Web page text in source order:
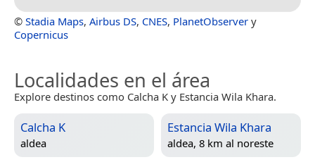
© Stadia Maps, Airbus DS, CNES, PlanetObserver y
Copernicus
Localidades en el área
Explore destinos como Calcha K y Estancia Wila Khara.
Calcha K
aldea
Estancia Wila Khara
aldea, 8 km al noreste